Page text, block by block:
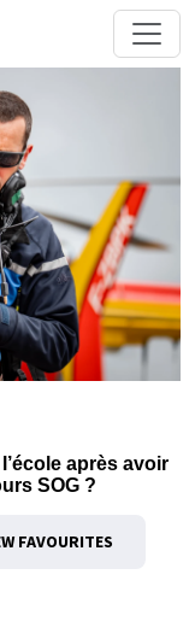
après avoir
SOG ?
FAVOURITES